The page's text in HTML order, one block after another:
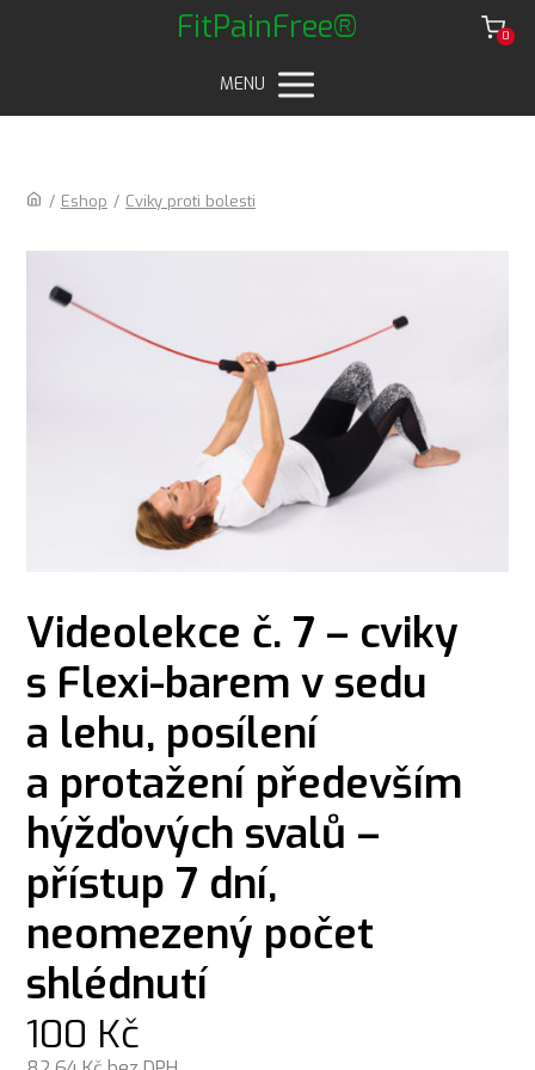
FitPainFree® 0
MENU
/ Eshop / Cviky proti bolesti
Videolekce č. 7 – cviky
s Flexi-barem v sedu
a lehu, posílení
a protažení především
hýžďových svalů –
přístup 7 dní,
neomezený počet
shlédnutí
100 Kč